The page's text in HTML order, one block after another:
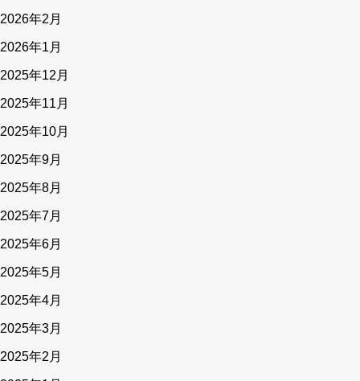
2026年2月
2026年1月
2025年12月
2025年11月
2025年10月
2025年9月
2025年8月
2025年7月
2025年6月
2025年5月
2025年4月
2025年3月
2025年2月